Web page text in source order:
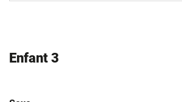
Enfant 3